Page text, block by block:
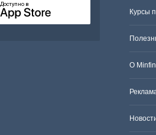
Доступно в
Курсы
О